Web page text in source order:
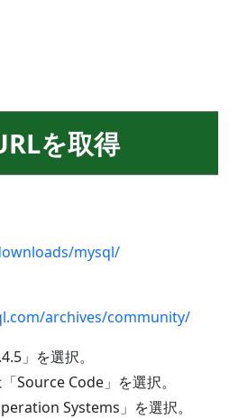
を取得
mysql/
archives/community/
」を選択。
Source Code」を選択。
Systems」を選択。